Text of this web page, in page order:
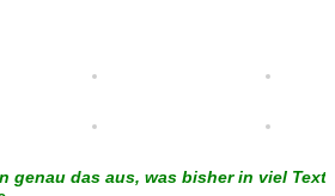
genau das aus, was bisher in viel Text